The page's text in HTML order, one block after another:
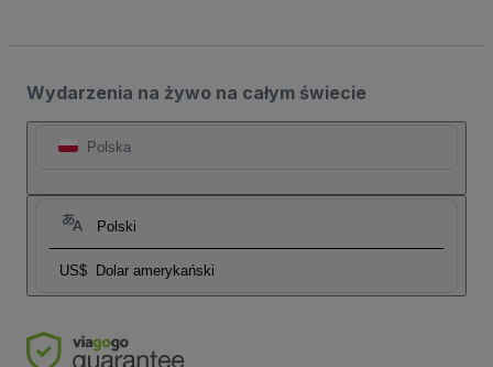
Wydarzenia na żywo na całym świecie
Polska
Polski
US$ Dolar amerykański